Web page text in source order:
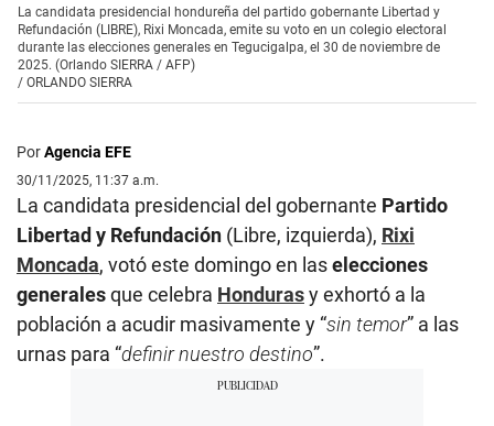
La candidata presidencial hondureña del partido gobernante Libertad y
Refundación (LIBRE), Rixi Moncada, emite su voto en un colegio electoral
durante las elecciones generales en Tegucigalpa, el 30 de noviembre de
2025. (Orlando SIERRA / AFP)
/ ORLANDO SIERRA
PorAgencia EFE
30/11/2025, 11:37 a.m.
La candidata presidencial del gobernante Partido
Libertad y Refundación (Libre, izquierda), Rixi
Moncada, votó este domingo en laselecciones
generalesque celebra Hondurasy exhortó a la
población a acudir masivamente y “sin temor” a las
urnas para “definir nuestro destino”.